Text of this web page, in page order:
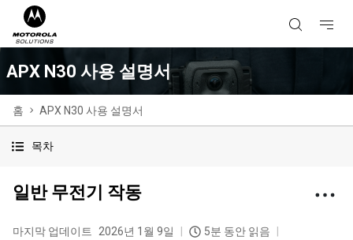
APX N30 사용 설명서
홈 APX N30 사용 설명서
목차
일반 무전기 작동
마지막 업데이트 2026년 1월 9일
5분 동안 읽음